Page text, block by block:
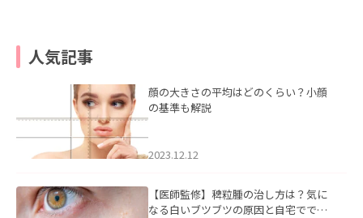
人気記事
顔の大きさの平均はどのくらい？小顔
の基準も解説
2023.12.12
【医師監修】稗粒腫の治し方は？気に
なる白いブツブツの原因と自宅ででき